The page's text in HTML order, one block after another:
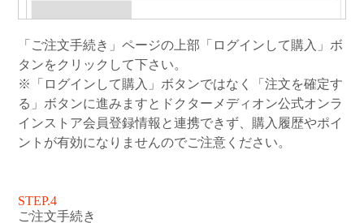
「ご注文手続き」ページの上部「ログインして購入」ボ
タンをクリックして下さい。
※「ログインして購入」ボタンではなく「注文を確定す
る」ボタンに進みますとドクターメディオン公式オンラ
インストア会員登録情報と連携できず、購入履歴やポイ
ントが有効になりませんのでご注意ください。
STEP.4
ご注文手続き